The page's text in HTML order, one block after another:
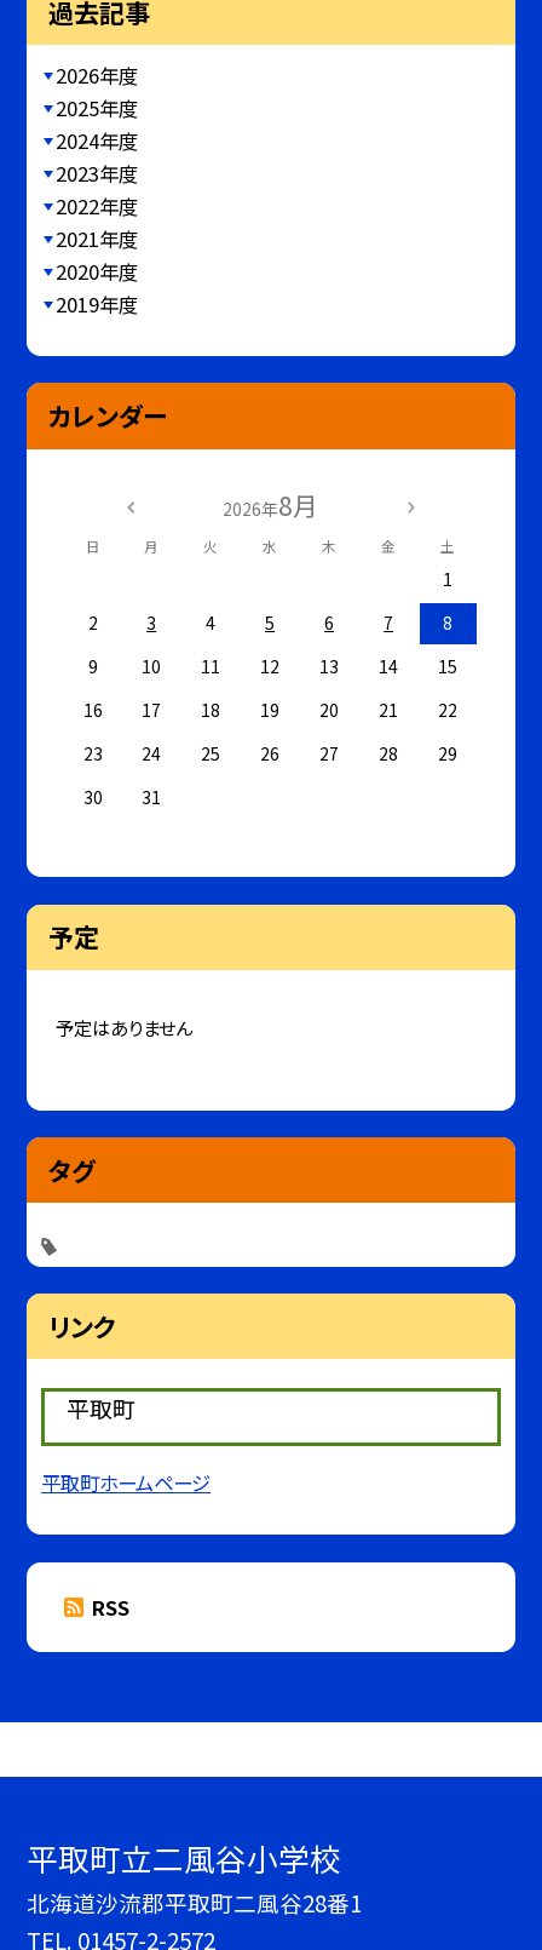
過去記事
2026年度
2025年度
2024年度
2023年度
2022年度
2021年度
2020年度
2019年度
カレンダー
2026年8月
日 月 火 水 木 金 土
1
2
3 4 5 6 7
8
9
10 11 12 13 14
15
16
17 18 19 20 21
22
23
24 25 26 27 28
29
30
31
予定
予定はありません
タグ
リンク
平取町
平取町ホームページ
RSS
平取町立二風谷小学校
北海道沙流郡平取町二風谷28番1
TEL. 01457-2-2572